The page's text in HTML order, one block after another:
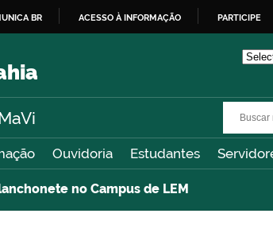
O
BR ACESSO À INFORMAÇÃO PARTICIPE
Ouvidoria Estudantes
no Campus de LEM